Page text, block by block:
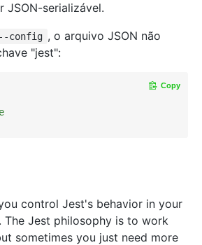
JSON-serializável.
--config , o arquivo JSON não
"jest":
Copy
control Jest's behavior in your
The Jest philosophy is to work
sometimes you just need more